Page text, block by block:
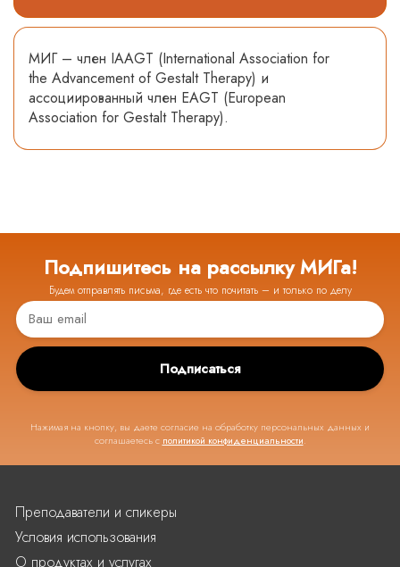
МИГ – член IAAGT (International Association for
the Advancement of Gestalt Therapy) и
ассоциированный член EAGT (European
Association for Gestalt Therapy).
Подпишитесь на рассылку МИГа!
Будем отправлять письма, где есть что почитать – и только по делу
Подписаться
Нажимая на кнопку, вы даете согласие на обработку персональных данных и
соглашаетесь с политикой конфиденциальности.
Преподаватели и спикеры
Условия использования
О продуктах и услугах